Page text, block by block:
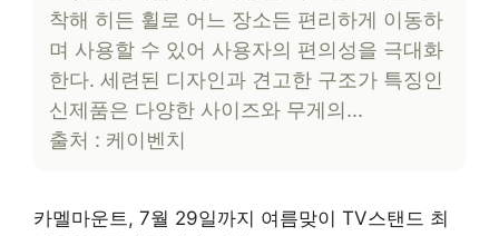
착해 히든 휠로 어느 장소든 편리하게 이동하
며 사용할 수 있어 사용자의 편의성을 극대화
한다. 세련된 디자인과 견고한 구조가 특징인
신제품은 다양한 사이즈와 무게의…
출처 : 케이벤치
카멜마운트, 7월 29일까지 여름맞이 TV스탠드 최